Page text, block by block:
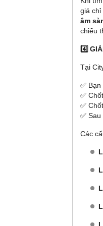
giá
âm
chiếu
4️⃣
Tại
✅
✅
✅
✅
Các